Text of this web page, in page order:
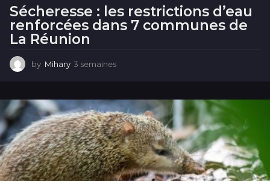
Sécheresse : les restrictions d’eau
renforcées dans 7 communes de
La Réunion
by Mihary 3 semaines
m
a
i
n
e
s